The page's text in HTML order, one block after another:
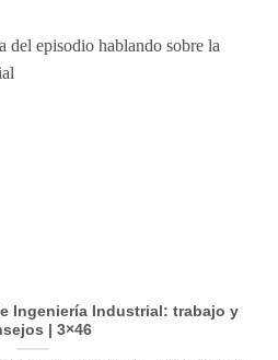
Ingeniería Industrial: trabajo y
| 3×46